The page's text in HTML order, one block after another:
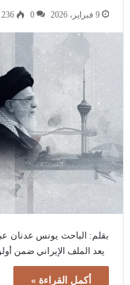
9 فبراير، 2026 0
236
بقلم: الباحث يونس عدنان عبد
يعد الملف الإيراني ضمن
أكمل القراءة »